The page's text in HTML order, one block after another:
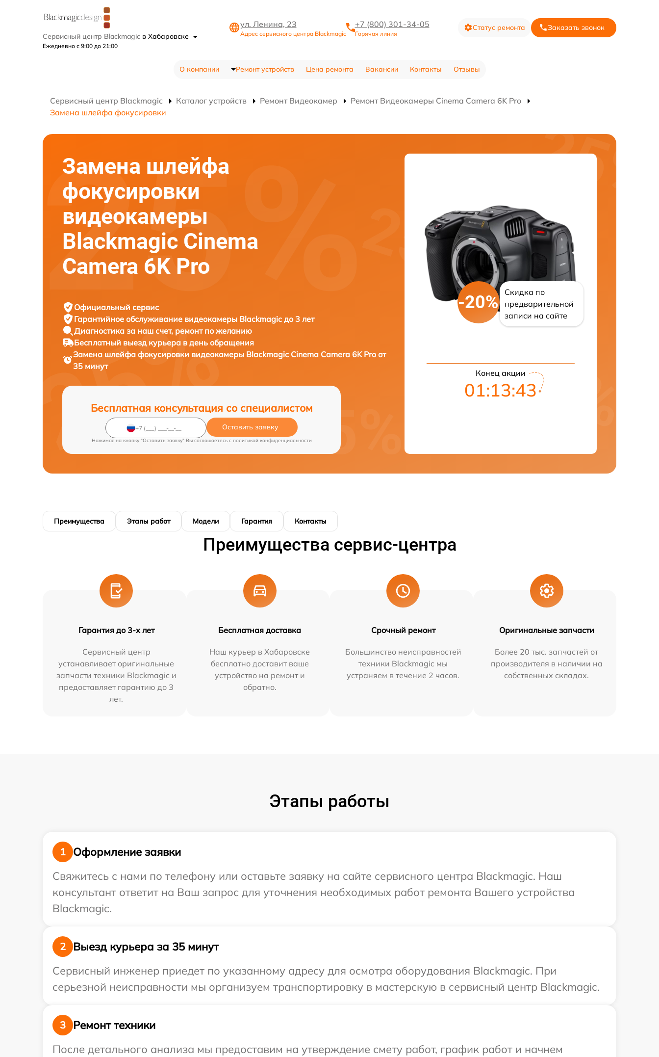
Сервисный центр Blackmagic в Хабаровске
Ежедневно с 9:00 до 21:00
ул. Ленина, 23
Адрес сервисного центра Blackmagic
+7 (800) 301-34-05
Горячая линия
Статус ремонта Заказать звонок
О компании Ремонт устройств Цена ремонта Вакансии Контакты Отзывы
Сервисный центр Blackmagic Каталог устройств Ремонт Видеокамер
Ремонт Видеокамеры Cinema Camera 6K Pro
Замена шлейфа фокусировки
Замена шлейфа
фокусировки
видеокамеры
Blackmagic Cinema
Camera 6K Pro
Официальный сервис
Гарантийное обслуживание видеокамеры Blackmagic до 3 лет
Диагностика за наш счет, ремонт по желанию
Бесплатный выезд курьера в день обращения
Замена шлейфа фокусировки видеокамеры Blackmagic Cinema Camera 6K Pro от
35 минут
Бесплатная консультация со специалистом
Оставить заявку
Нажимая на кнопку "Оставить заявку" Вы соглашаетесь c политикой конфиденциальности
-20%
Скидка по
предварительной
записи на сайте
Конец акции
01:13:42
Преимущества Этапы работ Модели Гарантия Контакты
Преимущества сервис-центра
Гарантия до 3-х лет
Сервисный центр
устанавливает оригинальные
запчасти техники Blackmagic и
предоставляет гарантию до 3
лет.
Бесплатная доставка
Наш курьер в Хабаровске
бесплатно доставит ваше
устройство на ремонт и
обратно.
Срочный ремонт
Большинство неисправностей
техники Blackmagic мы
устраняем в течение 2 часов.
Оригинальные запчасти
Более 20 тыс. запчастей от
производителя в наличии на
собственных складах.
Этапы работы
1
Оформление заявки
Свяжитесь с нами по телефону или оставьте заявку на сайте сервисного центра Blackmagic. Наш
консультант ответит на Ваш запрос для уточнения необходимых работ ремонта Вашего устройства
Blackmagic.
2
Выезд курьера за 35 минут
Сервисный инженер приедет по указанному адресу для осмотра оборудования Blackmagic. При
серьезной неисправности мы организуем транспортировку в мастерскую в сервисный центр Blackmagic.
3
Ремонт техники
После детального анализа мы предоставим на утверждение смету работ, график работ и начнем